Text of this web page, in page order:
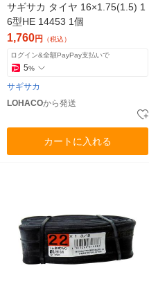
サギサカ タイヤ 16×1.75(1.5) 1
6型HE 14453 1個
1,760円 （税込）
ログイン&全額PayPay支払いで
5%
サギサカ
LOHACOから発送
カートに入れる